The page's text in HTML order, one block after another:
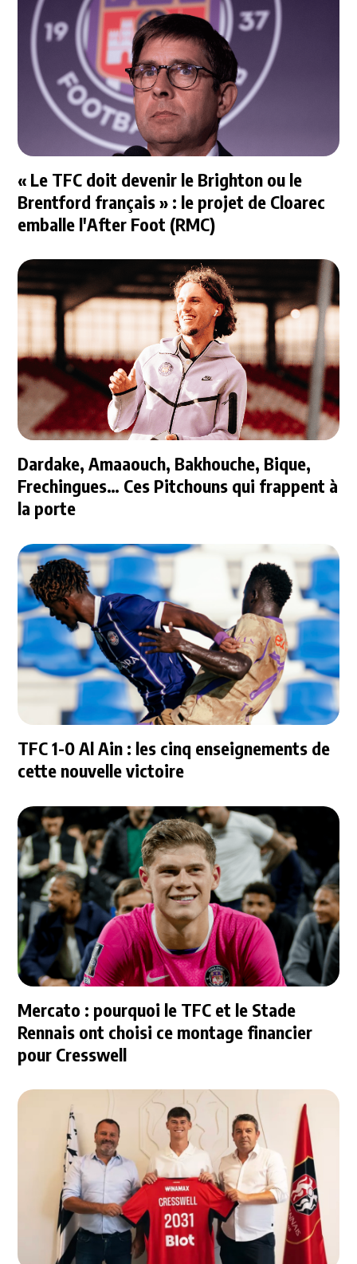
« Le TFC doit devenir le Brighton ou le
Brentford français » : le projet de Cloarec
emballe l'After Foot (RMC)
Dardake, Amaaouch, Bakhouche, Bique,
Frechingues… Ces Pitchouns qui frappent à
la porte
TFC 1-0 Al Ain : les cinq enseignements de
cette nouvelle victoire
Mercato : pourquoi le TFC et le Stade
Rennais ont choisi ce montage financier
pour Cresswell